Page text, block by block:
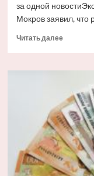
за одной
Мокров заявил, что
Читать далееПрочитать
Мокров:
редко
падает
из-
за
одной
новости